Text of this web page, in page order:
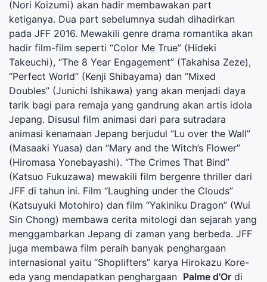
(Nori Koizumi) akan hadir membawakan part
ketiganya. Dua part sebelumnya sudah dihadirkan
pada JFF 2016. Mewakili genre drama romantika akan
hadir film-film seperti “Color Me True” (Hideki
Takeuchi), “The 8 Year Engagement” (Takahisa Zeze),
“Perfect World” (Kenji Shibayama) dan “Mixed
Doubles” (Junichi Ishikawa) yang akan menjadi daya
tarik bagi para remaja yang gandrung akan artis idola
Jepang. Disusul film animasi dari para sutradara
animasi kenamaan Jepang berjudul “Lu over the Wall”
(Masaaki Yuasa) dan “Mary and the Witch’s Flower”
(Hiromasa Yonebayashi). “The Crimes That Bind”
(Katsuo Fukuzawa) mewakili film bergenre thriller dari
JFF di tahun ini. Film “Laughing under the Clouds”
(Katsuyuki Motohiro) dan film “Yakiniku Dragon” (Wui
Sin Chong) membawa cerita mitologi dan sejarah yang
menggambarkan Jepang di zaman yang berbeda. JFF
juga membawa film peraih banyak penghargaan
internasional yaitu “Shoplifters” karya Hirokazu Kore-
eda yang mendapatkan penghargaan Palme d'Or di